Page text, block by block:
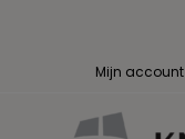
Mijn account